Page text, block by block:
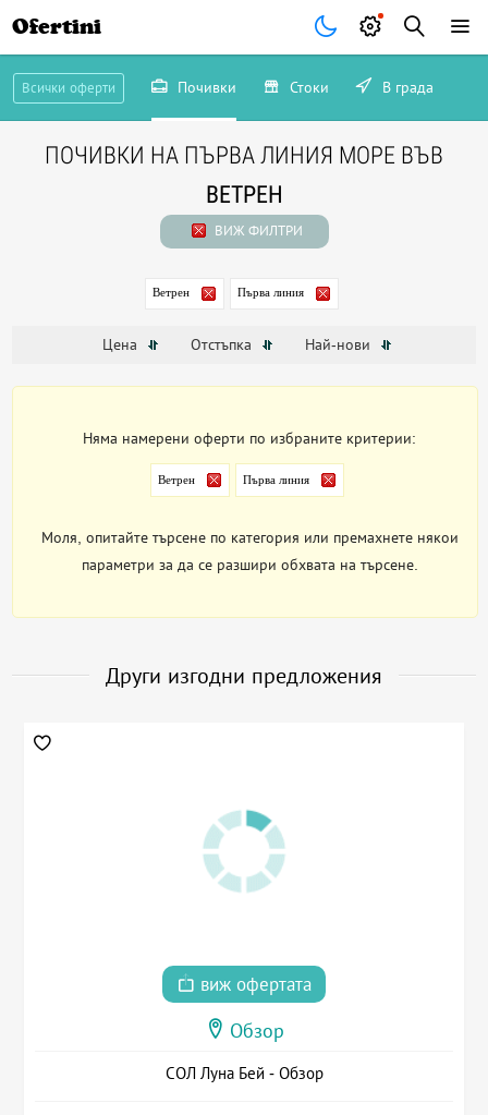
Ofertini
Всички оферти Почивки Стоки В града
ПОЧИВКИ НА ПЪРВА ЛИНИЯ МОРЕ ВЪВ
ВЕТРЕН
ВИЖ ФИЛТРИ
Ветрен Първа линия
Цена Отстъпка Най-нови
Няма намерени оферти по избраните критерии:
Ветрен Първа линия
Моля, опитайте търсене по категория или премахнете някои
параметри за да се разшири обхвата на търсене.
Други изгодни предложения
виж офертата
Обзор
СОЛ Луна Бей - Обзор